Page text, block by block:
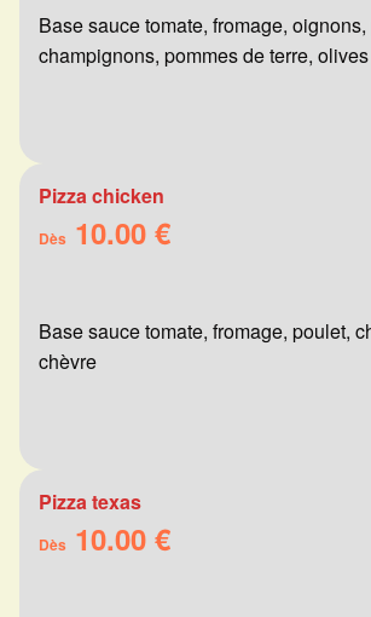
Base sauce tomate, fromage,
champignons, pommes de terre, olives
Pizza chicken
Dès 10.00 €
Base sauce tomate, fromage, poulet,
chèvre
Pizza texas
Dès 10.00 €